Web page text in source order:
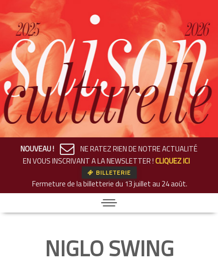
NOUVEAU !
NE RATEZ RIEN DE NOTRE ACTUALITÉ
EN VOUS INSCRIVANT A LA NEWSLETTER !CLIQUEZ ICI
BILLETERIE
Fermeture de la billetteriedu 13 juillet au 24 août.
NIGLO SWING